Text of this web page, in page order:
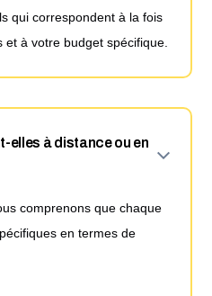
qui correspondent à la fois
à votre budget spécifique.
elles à distance ou en
comprenons que chaque
en termes de